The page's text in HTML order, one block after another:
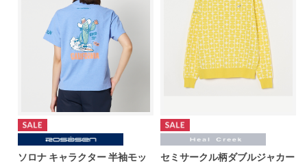
ソロナ キャラクター 半袖モッ
セミサークル柄ダブルジャカー